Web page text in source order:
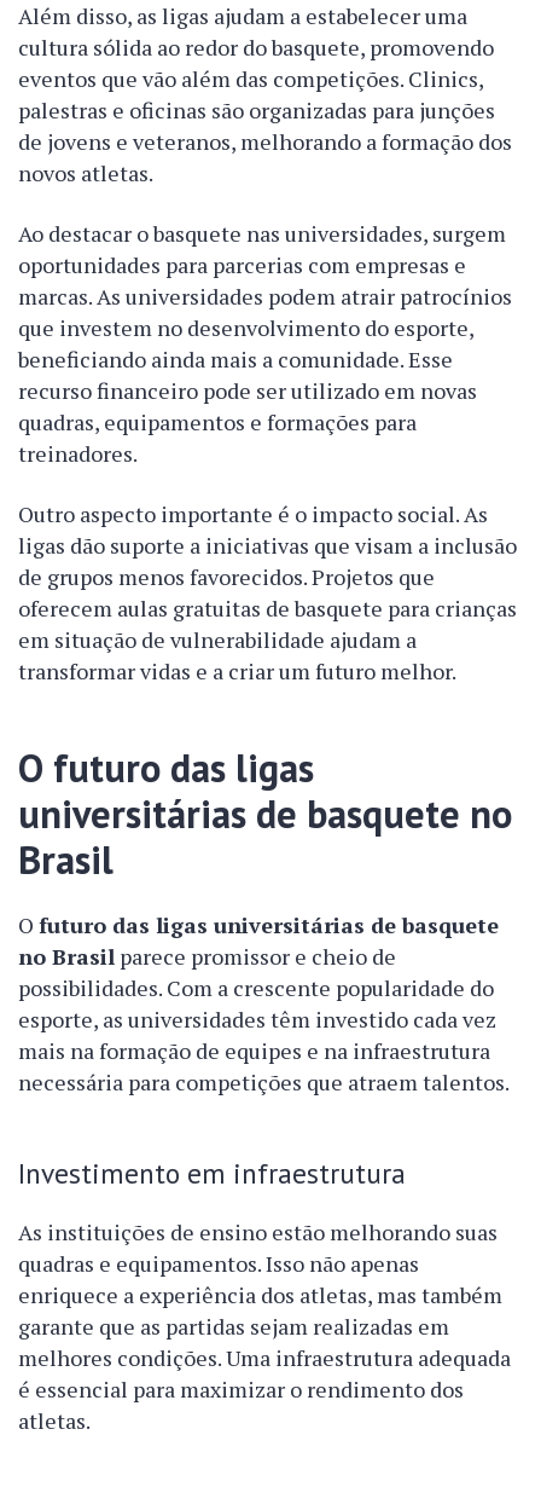
Além disso, as ligas ajudam a estabelecer uma
cultura sólida ao redor do basquete, promovendo
eventos que vão além das competições. Clinics,
palestras e oficinas são organizadas para junções
de jovens e veteranos, melhorando a formação dos
novos atletas.
Ao destacar o basquete nas universidades, surgem
oportunidades para parcerias com empresas e
marcas. As universidades podem atrair patrocínios
que investem no desenvolvimento do esporte,
beneficiando ainda mais a comunidade. Esse
recurso financeiro pode ser utilizado em novas
quadras, equipamentos e formações para
treinadores.
Outro aspecto importante é o impacto social. As
ligas dão suporte a iniciativas que visam a inclusão
de grupos menos favorecidos. Projetos que
oferecem aulas gratuitas de basquete para crianças
em situação de vulnerabilidade ajudam a
transformar vidas e a criar um futuro melhor.
O futuro das ligas
universitárias de basquete no
Brasil
O futuro das ligas universitárias de basquete
no Brasil parece promissor e cheio de
possibilidades. Com a crescente popularidade do
esporte, as universidades têm investido cada vez
mais na formação de equipes e na infraestrutura
necessária para competições que atraem talentos.
Investimento em infraestrutura
As instituições de ensino estão melhorando suas
quadras e equipamentos. Isso não apenas
enriquece a experiência dos atletas, mas também
garante que as partidas sejam realizadas em
melhores condições. Uma infraestrutura adequada
é essencial para maximizar o rendimento dos
atletas.